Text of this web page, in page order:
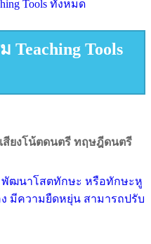
Tools ทั้งหมด
Teaching Tools
สียงโน้ตดนตรี ทฤษฎีดนตรี
พัฒนาโสตทักษะ หรือทักษะหู
มีความยืดหยุ่น สามารถปรับ